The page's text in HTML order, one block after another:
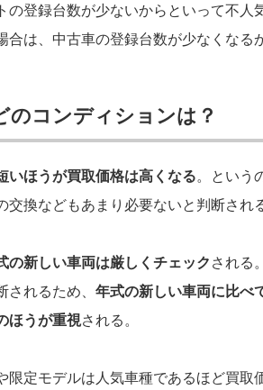
の登録台数が少ないからといって不人
は、中古車の登録台数が少なくなる
のコンディションは？
いほうが買取価格は高くなる。という
交換などもあまり必要ないと判断され
の新しい車両は厳しくチェック される
れるため、 年式の新しい車両に比べ
ほうが重視される。
限定モデルは人気車種であるほど買取